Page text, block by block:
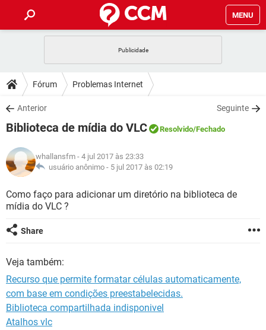
MENU
CELULAR FACEBOOK
OUTLOOK
INSTAGRAM GMAIL
GUIA DE COMPRAS
DICAS
JOGOS WHATSAPP
INSTAGRAM GMAIL
GUIA DE COMPRAS
DOWNLOADS
JOGOS WHATSAPP
CELULAR
OUTLOOK EXCEL
INSTAGRAM GMAIL
GUIA DE COMPRAS
JOGOS WHATSAPP
CELULAR
OUTLOOK EXCEL
GLOSSÁRIO
WHATSAPP
CELULAR
OUTLOOK
GUIA DE COMPRAS
Fórum Problemas Internet
Anterior Seguinte
Biblioteca de mídia do VLC Resolvido/Fechado
whallansfm - 4 jul 2017 às 23:33
usuário anônimo - 5 jul 2017 às 02:19
Como faço para adicionar um diretório na biblioteca de
mídia do VLC ?
Share
Veja também:
Recurso que permite formatar células automaticamente,
com base em condições preestabelecidas.
Biblioteca compartilhada indisponivel
Atalhos vlc